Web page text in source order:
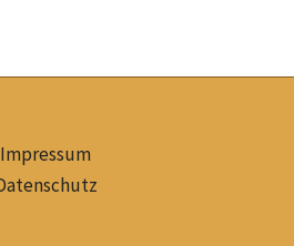
Impressum